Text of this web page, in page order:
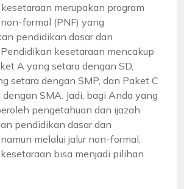
merupakan program
formal (PNF) yang
pendidikan dasar dan
kesetaraan mencakup
A yang setara dengan SD,
setara dengan SMP, dan Paket C
SMA. Jadi, bagi Anda yang
pengetahuan dan ijazah
pendidikan dasar dan
melalui jalur non-formal,
bisa menjadi pilihan